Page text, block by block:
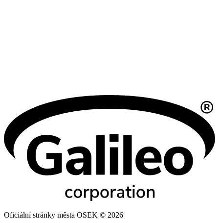
Oficiální stránky města OSEK © 2026